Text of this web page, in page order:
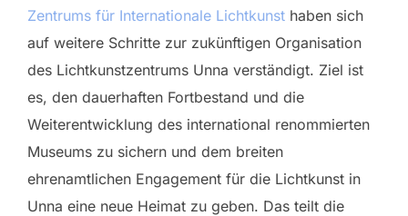
Zentrums für Internationale Lichtkunst haben sich
auf weitere Schritte zur zukünftigen Organisation
des Lichtkunstzentrums Unna verständigt. Ziel ist
es, den dauerhaften Fortbestand und die
Weiterentwicklung des international renommierten
Museums zu sichern und dem breiten
ehrenamtlichen Engagement für die Lichtkunst in
Unna eine neue Heimat zu geben. Das teilt die